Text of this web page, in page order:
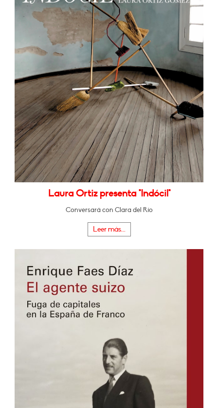
Laura Ortiz presenta "Indócil"
Conversará con Clara del Río
Leer más...